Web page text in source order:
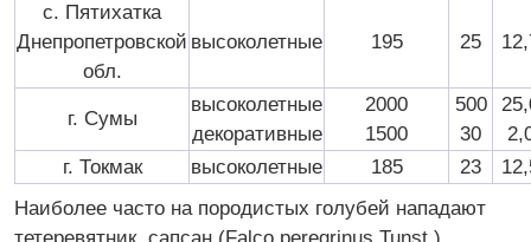
с. Пятихатка
Днепропетровской
обл.
высоколетные 195 25
г. Сумы
высоколетные
декоративные
2000
1500
500
30
г. Токмак
высоколетные 185 23
Наиболее часто на породистых голубей нападают